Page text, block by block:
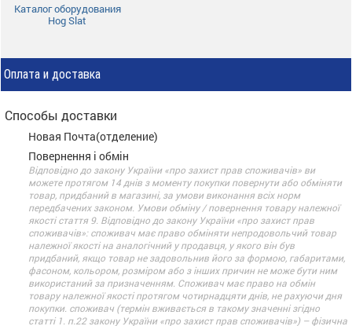
Каталог оборудования
Hog Slat
Оплата и доставка
Способы доставки
Новая Почта(отделение)
Повернення і обмін
Відповідно до закону України «про захист прав споживачів» ви
можете протягом 14 днів з моменту покупки повернути або обміняти
товар, придбаний в магазині, за умови виконання всіх норм
передбачених законом. Умови обміну / повернення товару належної
якості стаття 9. Відповідно до закону України «про захист прав
споживачів»: споживач має право обміняти непродовольчий товар
належної якості на аналогічний у продавця, у якого він був
придбаний, якщо товар не задовольнив його за формою, габаритами,
фасоном, кольором, розміром або з інших причин не може бути ним
використаний за призначенням. Споживач має право на обмін
товару належної якості протягом чотирнадцяти днів, не рахуючи дня
покупки. споживач (термін вживається в такому значенні згідно
статті 1. п.22 закону України «про захист прав споживачів») – фізична